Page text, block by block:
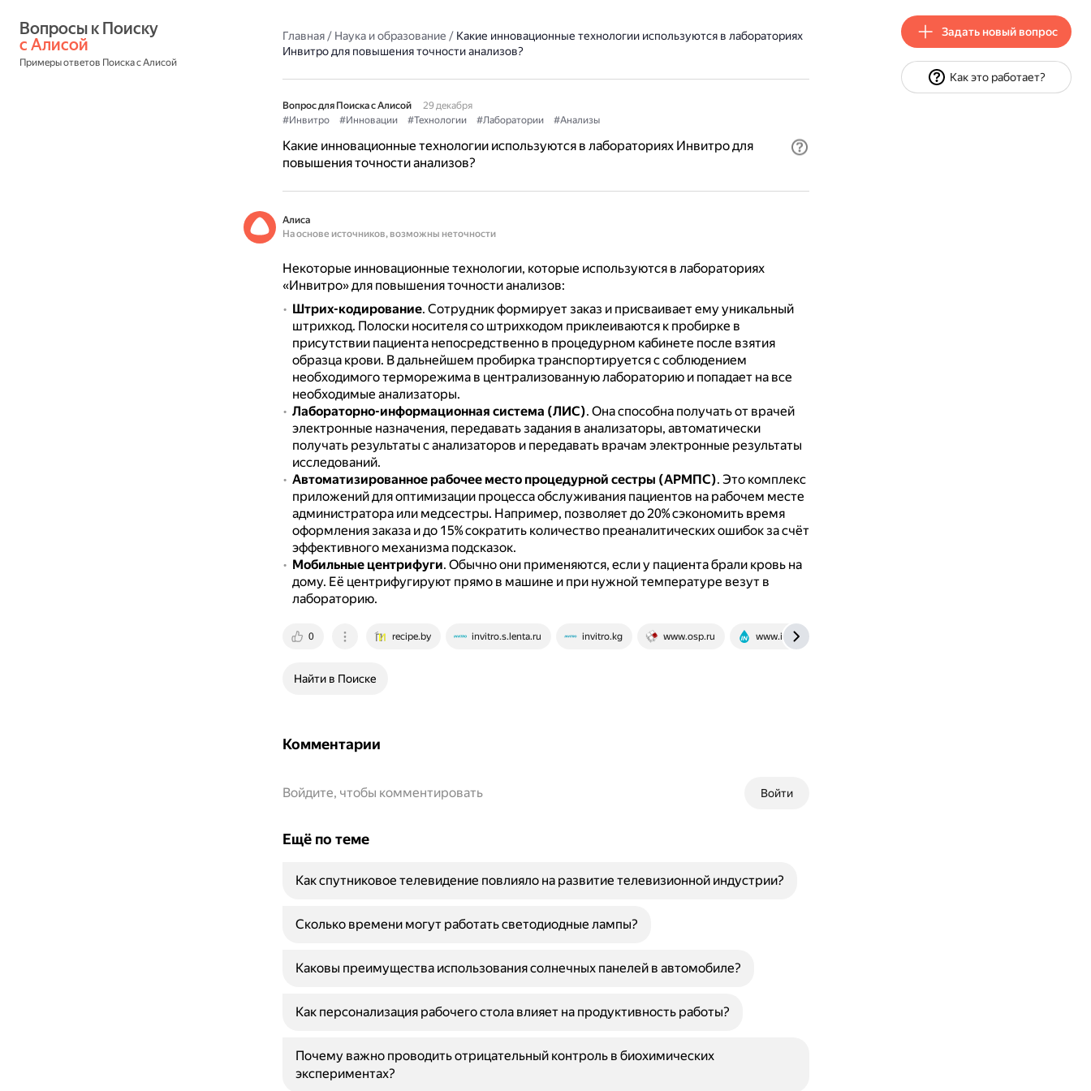
с Алисой
Примеры ответов Поиска с Алисой
Главная/ Наука и образование / Какие инновационные технологии используются в лабораториях
Инвитро для повышения точности анализов?
Вопрос для Поиска с Алисой
29 декабря
#Инвитро
#Инновации #Технологии #Лаборатории #Анализы
Какие инновационные технологии используются в лабораториях Инвитро для
повышения точности анализов?
Алиса
На основе источников, возможны неточности
Некоторые инновационные технологии, которые используются в лабораториях
«Инвитро» для повышения точности анализов:
Штрих-кодирование. Сотрудник формирует заказ и присваивает ему уникальный
штрихкод. Полоски носителя со штрихкодом приклеиваются к пробирке в
присутствии пациента непосредственно в процедурном кабинете после взятия
образца крови. В дальнейшем пробирка транспортируется с соблюдением
необходимого терморежима в централизованную лабораторию и попадает на все
необходимые анализаторы.
Лабораторно-информационная система (ЛИС). Она способна получать от врачей
электронные назначения, передавать задания в анализаторы, автоматически
получать результаты с анализаторов и передавать врачам электронные результаты
исследований.
Автоматизированное рабочее место процедурной сестры (АРМПС). Это комплекс
приложений для оптимизации процесса обслуживания пациентов на рабочем месте
администратора или медсестры. Например, позволяет до 20% сэкономить время
оформления заказа и до 15% сократить количество преаналитических ошибок за счёт
эффективного механизма подсказок.
Мобильные центрифуги. Обычно они применяются, если у пациента брали кровь на
дому. Её центрифугируют прямо в машине и при нужной температуре везут в
лабораторию.
0 recipe.by invitro.s.lenta.ru invitro.kg www.osp.ru www.invitro.ru
Найти в Поиске
Комментарии
Войти
Войдите, чтобы комментировать
Ещё по теме
Как спутниковое телевидение повлияло на развитие телевизионной индустрии?
Сколько времени могут работать светодиодные лампы?
Каковы преимущества использования солнечных панелей в автомобиле?
Как персонализация рабочего стола влияет на продуктивность работы?
Почему важно проводить отрицательный контроль в биохимических
экспериментах?
Задать новый вопрос
Как это работает?